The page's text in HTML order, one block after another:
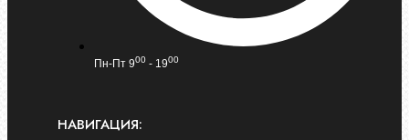
Пн-Пт 900 - 1900
НАВИГАЦИЯ: